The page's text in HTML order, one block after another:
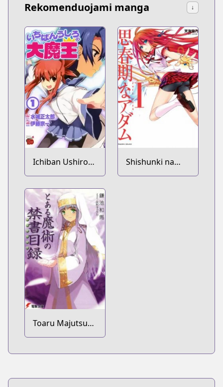
Rekomenduojami manga ↓
Ichiban Ushiro
no Daimaou
Shishunki na
Adam: Evil Eyes
Toaru Majutsu
no Index